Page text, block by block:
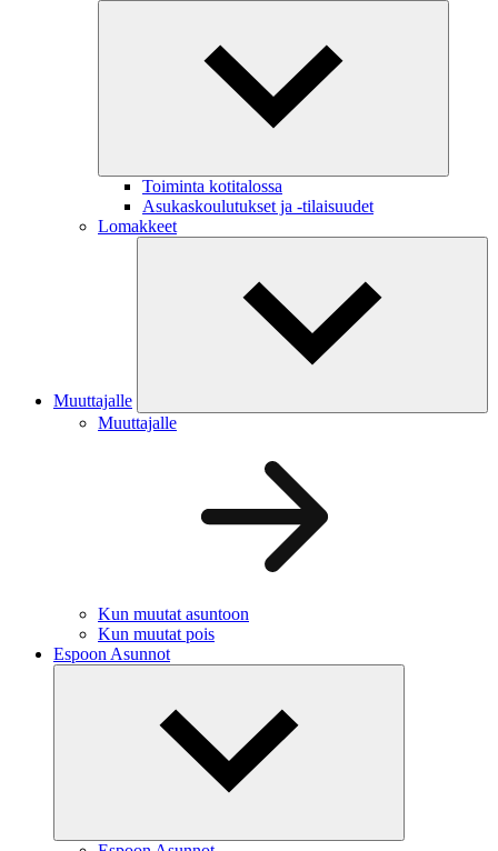
Toiminta kotitalossa
Asukaskoulutukset ja -tilaisuudet
Lomakkeet
Muuttajalle
Muuttajalle
Kun muutat asuntoon
Kun muutat pois
Espoon Asunnot